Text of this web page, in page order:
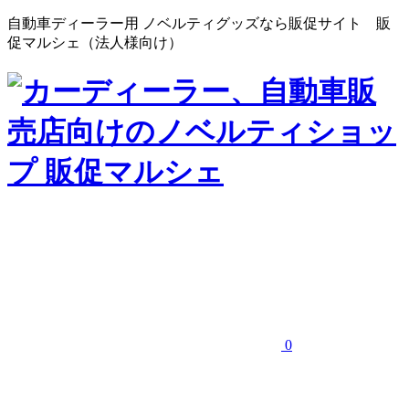
自動車ディーラー用 ノベルティグッズなら販促サイト 販
促マルシェ（法人様向け）
0